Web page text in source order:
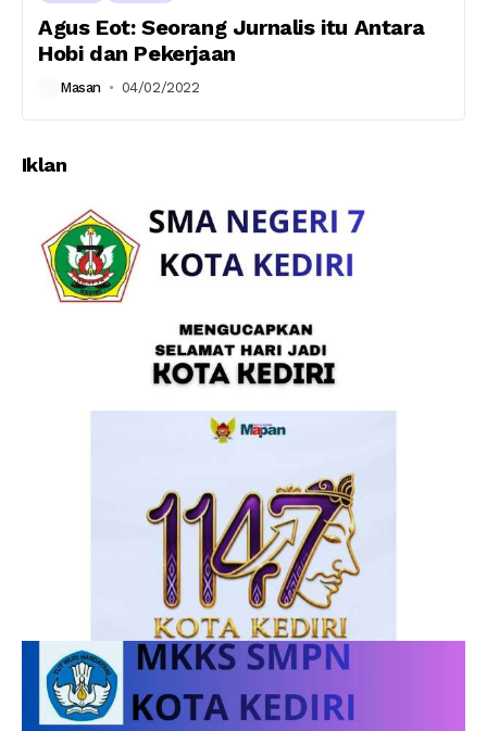
Agus Eot: Seorang Jurnalis itu Antara
Hobi dan Pekerjaan
Masan 04/02/2022
Iklan